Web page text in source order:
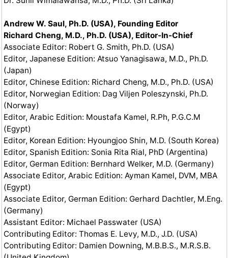
Andrew W. Saul, Ph.D. (USA), Founding Editor
Richard Cheng, M.D., Ph.D. (USA), Editor-In-Chief
Associate Editor: Robert G. Smith, Ph.D. (USA)
Editor, Japanese Edition: Atsuo Yanagisawa, M.D., Ph.D.
(Japan)
Editor, Chinese Edition: Richard Cheng, M.D., Ph.D. (USA)
Editor, Norwegian Edition: Dag Viljen Poleszynski, Ph.D.
(Norway)
Editor, Arabic Edition: Moustafa Kamel, R.Ph, P.G.C.M
(Egypt)
Editor, Korean Edition: Hyoungjoo Shin, M.D. (South Korea)
Editor, Spanish Edition: Sonia Rita Rial, PhD (Argentina)
Editor, German Edition: Bernhard Welker, M.D. (Germany)
Associate Editor, Arabic Edition: Ayman Kamel, DVM, MBA
(Egypt)
Associate Editor, German Edition: Gerhard Dachtler, M.Eng.
(Germany)
Assistant Editor: Michael Passwater (USA)
Contributing Editor: Thomas E. Levy, M.D., J.D. (USA)
Contributing Editor: Damien Downing, M.B.B.S., M.R.S.B.